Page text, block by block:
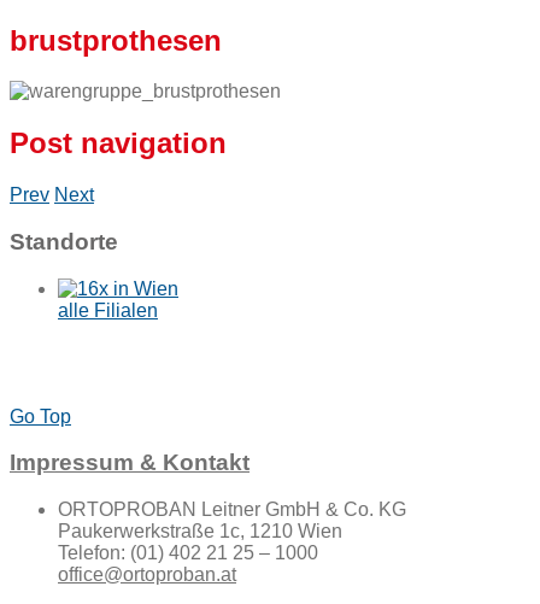
brustprothesen
Post navigation
Prev Next
Standorte
alle Filialen
Go Top
Impressum & Kontakt
ORTOPROBAN Leitner GmbH & Co. KG
Paukerwerkstraße 1c, 1210 Wien
Telefon: (01) 402 21 25 – 1000
office@ortoproban.at